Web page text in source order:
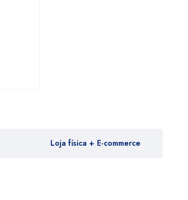
Loja física + E-commerce